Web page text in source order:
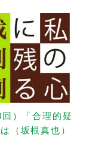
回）「合理的疑
（坂根真也）